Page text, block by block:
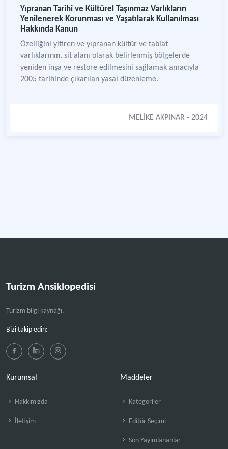
Yıpranan Tarihi ve Kültürel Taşınmaz Varlıkların
Yenilenerek Korunması ve Yaşatılarak Kullanılması
Hakkında Kanun
Özelliğini yitiren ve yıpranan kültür ve tabiat
varlıklarının, sit alanı olarak belirlenmiş bölgelerde
yeniden inşa ve restore edilmesini sağlamak amacıyla
2005 tarihinde çıkarılan yasal düzenleme.
MELİKE AKPINAR - 2024
Turizm Ansiklopedisi
Turizm bilgi kaynağı.
Bizi takip edin:
Kurumsal
Hakkımızda
İletişim
Maddeler
Kategoriler
Editör Seçimi
Son Yayımlananlar